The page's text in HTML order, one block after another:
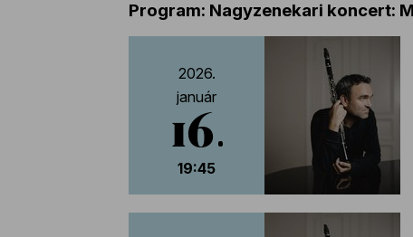
Program: Nagyzenekari koncert:
2026.
január
16
19:45